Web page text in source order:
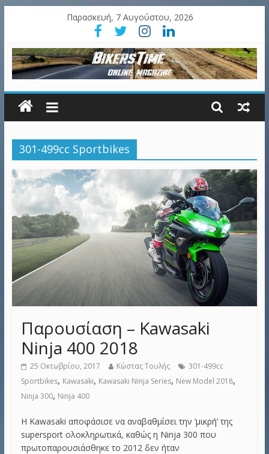
Παρασκευή, 7 Αυγούστου, 2026
301-499cc Sportbikes
Παρουσίαση – Kawasaki
Ninja 400 2018
25 Οκτωβρίου, 2017 Κώστας Τουλής
301-499cc
Sportbikes, Kawasaki, Kawasaki Ninja Series, New Model 2018,
Ninja 300, Ninja 400
Η Kawasaki αποφάσισε να αναβαθμίσει την ‘μικρή’ της
supersport ολοκληρωτικά, καθώς η Ninja 300 που
πρωτοπαρουσιάσθηκε το 2012 δεν ήταν